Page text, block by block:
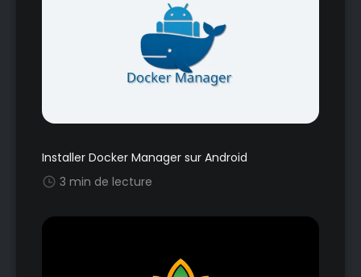
Installer Docker Manager sur Android
3 min de lecture